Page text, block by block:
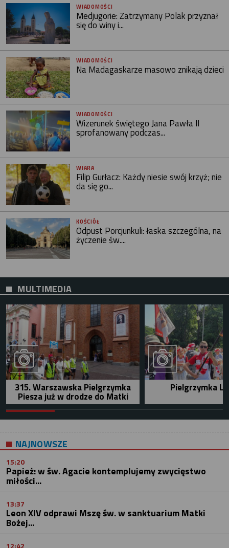
WIADOMOŚCI
Medjugorie: Zatrzymany Polak przyznał
się do winy i...
WIADOMOŚCI
Na Madagaskarze masowo znikają dzieci
WIADOMOŚCI
Wizerunek świętego Jana Pawła II
sprofanowany podczas...
WIARA
Filip Gurłacz: Każdy niesie swój krzyż; nie
da się go...
KOŚCIÓŁ
Odpust Porcjunkuli: łaska szczególna, na
życzenie św....
MULTIMEDIA
315. Warszawska Pielgrzymka
Piesza już w drodze do Matki
Pielgrzymka
NAJNOWSZE
15:20
Papież: w św. Agacie kontemplujemy zwycięstwo
miłości...
13:37
Leon XIV odprawi Mszę św. w sanktuarium Matki
Bożej...